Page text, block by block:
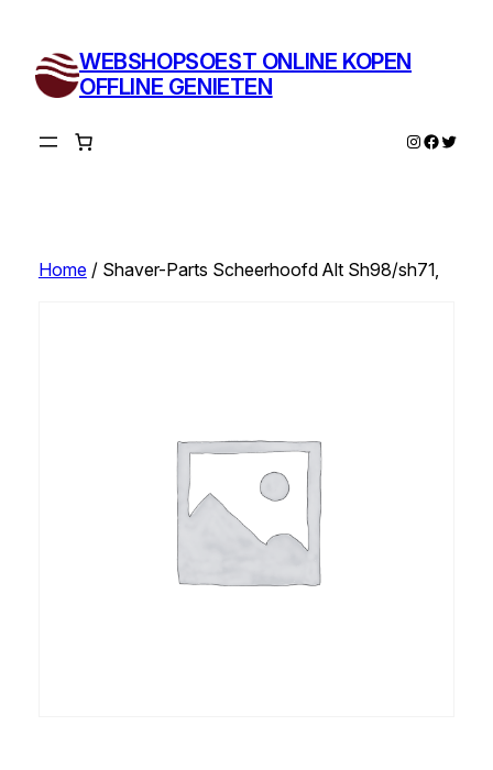
inhoud
WEBSHOPSOEST ONLINE KOPEN
OFFLINE GENIETEN
Instagram
Twitter
Home/ Shaver-Parts Scheerhoofd Alt Sh98/sh71,